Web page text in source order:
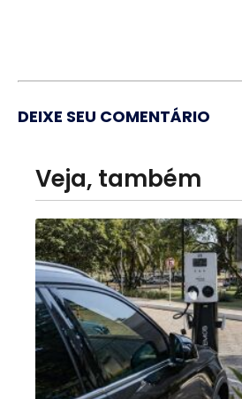
DEIXE SEU COMENTÁRIO
Veja, também